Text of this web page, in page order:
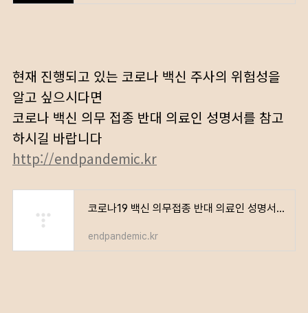
현재 진행되고 있는 코로나 백신 주사의 위험성을
알고 싶으시다면
코로나 백신 의무 접종 반대 의료인 성명서를 참고
하시길 바랍니다
http://endpandemic.kr
코로나19 백신 의무접종 반대 의료인 성명서 – 전국민 서명 운동
endpandemic.kr